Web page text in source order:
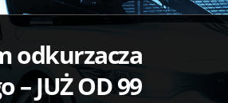
odkurzacza
– JUŻ OD 99